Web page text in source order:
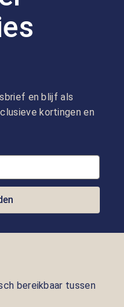
en blijf als
kortingen en
bereikbaar tussen